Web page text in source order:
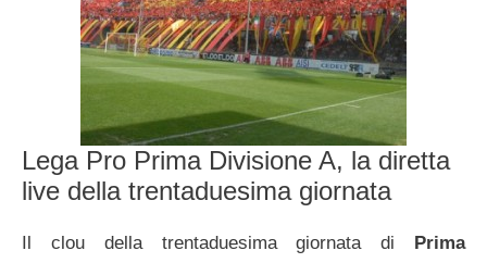
Lega Pro Prima Divisione A, la diretta
live della trentaduesima giornata
Il clou della trentaduesima giornata di
Prima